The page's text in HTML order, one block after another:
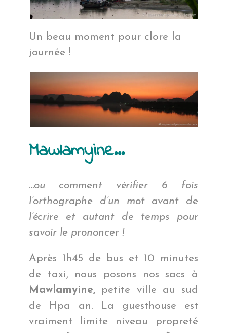
Un beau moment pour clore la
journée !
Mawlamyine…
…ou comment vérifier 6 fois
l’orthographe d’un mot avant de
l’écrire et autant de temps pour
savoir le prononcer !
Après 1h45 de bus et 10 minutes
de taxi, nous posons nos sacs à
Mawlamyine, petite ville au sud
de Hpa an. La guesthouse est
vraiment limite niveau propreté